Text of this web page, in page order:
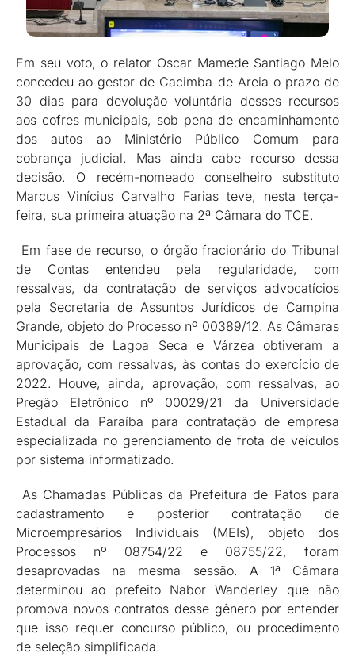
Em seu voto, o relator Oscar Mamede Santiago Melo
concedeu ao gestor de Cacimba de Areia o prazo de
30 dias para devolução voluntária desses recursos
aos cofres municipais, sob pena de encaminhamento
dos autos ao Ministério Público Comum para
cobrança judicial. Mas ainda cabe recurso dessa
decisão. O recém-nomeado conselheiro substituto
Marcus Vinícius Carvalho Farias teve, nesta terça-
feira, sua primeira atuação na 2ª Câmara do TCE.
Em fase de recurso, o órgão fracionário do Tribunal
de Contas entendeu pela regularidade, com
ressalvas, da contratação de serviços advocatícios
pela Secretaria de Assuntos Jurídicos de Campina
Grande, objeto do Processo nº 00389/12. As Câmaras
Municipais de Lagoa Seca e Várzea obtiveram a
aprovação, com ressalvas, às contas do exercício de
2022. Houve, ainda, aprovação, com ressalvas, ao
Pregão Eletrônico nº 00029/21 da Universidade
Estadual da Paraíba para contratação de empresa
especializada no gerenciamento de frota de veículos
por sistema informatizado.
As Chamadas Públicas da Prefeitura de Patos para
cadastramento e posterior contratação de
Microempresários Individuais (MEIs), objeto dos
Processos nº 08754/22 e 08755/22, foram
desaprovadas na mesma sessão. A 1ª Câmara
determinou ao prefeito Nabor Wanderley que não
promova novos contratos desse gênero por entender
que isso requer concurso público, ou procedimento
de seleção simplificada.